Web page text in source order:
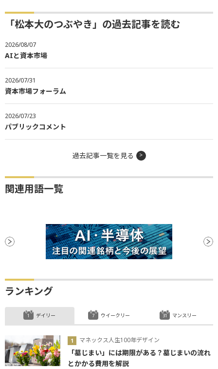
「松本大のつぶやき」の過去記事を読む
2026/08/07
AIと資本市場
2026/07/31
資本市場フォーラム
2026/07/23
パブリックコメント
過去記事一覧を見る
関連用語一覧
ランキング
デイリー
マネックス人生100年デザイン
「墓じまい」には期限がある？墓じまいの流れ
とかかる費用を解説
ウイークリー マンスリー